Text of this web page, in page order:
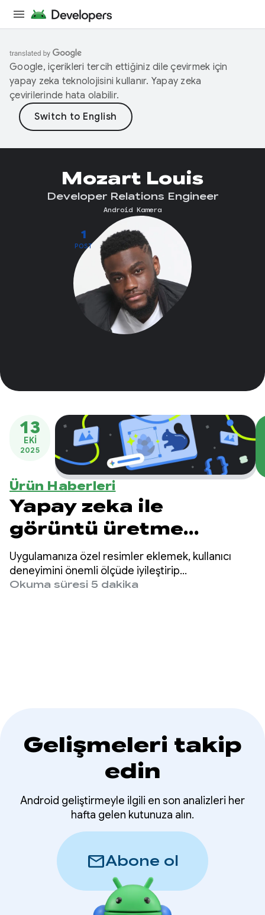
Google, içerikleri tercih ettiğiniz dile çevirmek için
yapay zeka teknolojisini kullanır. Yapay zeka
çevirilerinde hata olabilir.
1
POST
Mozart Louis
Developer Relations Engineer
Android Kamera
13
EKI
2025
Ürün Haberleri
Yapay zeka ile
görüntü üretme
özelliğiyle kullanıcı
etkileşimini artırma
Uygulamanıza özel resimler eklemek, kullanıcı
deneyimini önemli ölçüde iyileştirip
kişiselleştirebilir ve kullanıcı etkileşimini artırabilir.
Okuma süresi 5 dakika
Gelişmeleri takip
edin
Android geliştirmeyle ilgili en son analizleri her
hafta gelen kutunuza alın.
mailAbone ol